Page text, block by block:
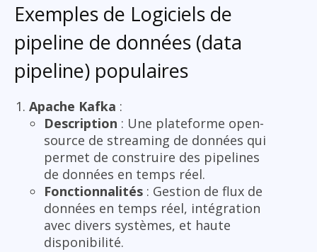
Exemples de Logiciels de
pipeline de données (data
pipeline) populaires
Apache Kafka :
Description : Une plateforme open-
source de streaming de données qui
permet de construire des pipelines
de données en temps réel.
Fonctionnalités : Gestion de flux de
données en temps réel, intégration
avec divers systèmes, et haute
disponibilité.